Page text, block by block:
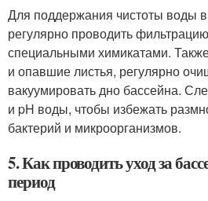
Для поддержания чистоты воды
регулярно проводить
специальными химикатами.
и опавшие листья, регулярно
вакуумировать дно бассейна.
и pH воды, чтобы избежать
бактерий и микроорганизмов.
5. Как проводить уход за
период